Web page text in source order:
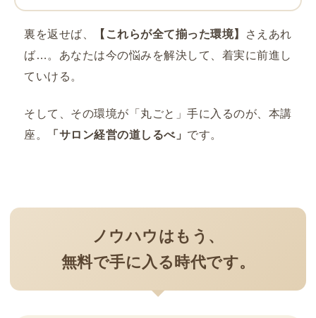
裏を返せば、 【これらが全て揃った環境】
さえあれ
ば…。あなたは今の悩みを解決して、着実に前進し
ていける。
そして、その環境が「丸ごと」手に入るのが、本講
座。
「サロン経営の道しるべ」 です。
ノウハウはもう、
無料で手に入る時代です。